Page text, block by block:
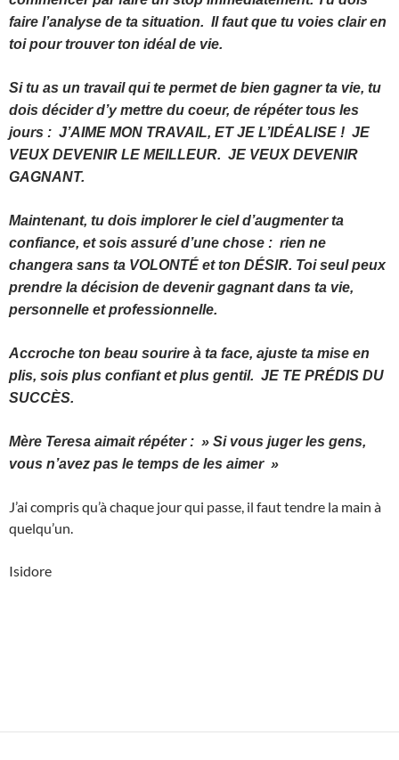
faire l’analyse de ta situation. Il faut que tu voies clair en
toi pour trouver ton idéal de vie.
Si tu as un travail qui te permet de bien gagner ta vie, tu
dois décider d’y mettre du coeur, de répéter tous les
jours : J’AIME MON TRAVAIL, ET JE L’IDÉALISE ! JE
VEUX DEVENIR LE MEILLEUR. JE VEUX DEVENIR
GAGNANT.
Maintenant, tu dois implorer le ciel d’augmenter ta
confiance, et sois assuré d’une chose : rien ne
changera sans ta VOLONTÉ et ton DÉSIR. Toi seul peux
prendre la décision de devenir gagnant dans ta vie,
personnelle et professionnelle.
Accroche ton beau sourire à ta face, ajuste ta mise en
plis, sois plus confiant et plus gentil. JE TE PRÉDIS DU
SUCCÈS.
Mère Teresa aimait répéter : » Si vous juger les gens,
vous n’avez pas le temps de les aimer »
J’ai compris qu’à chaque jour qui passe, il faut tendre la main à
quelqu’un.
Isidore